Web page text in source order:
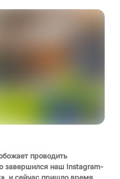
проводить
завершился наш Instagram-
и сейчас пришло время